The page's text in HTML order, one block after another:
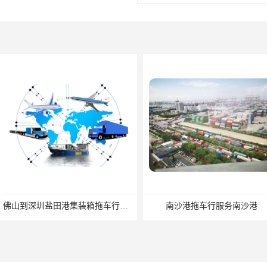
南沙港拖车行服务南沙港